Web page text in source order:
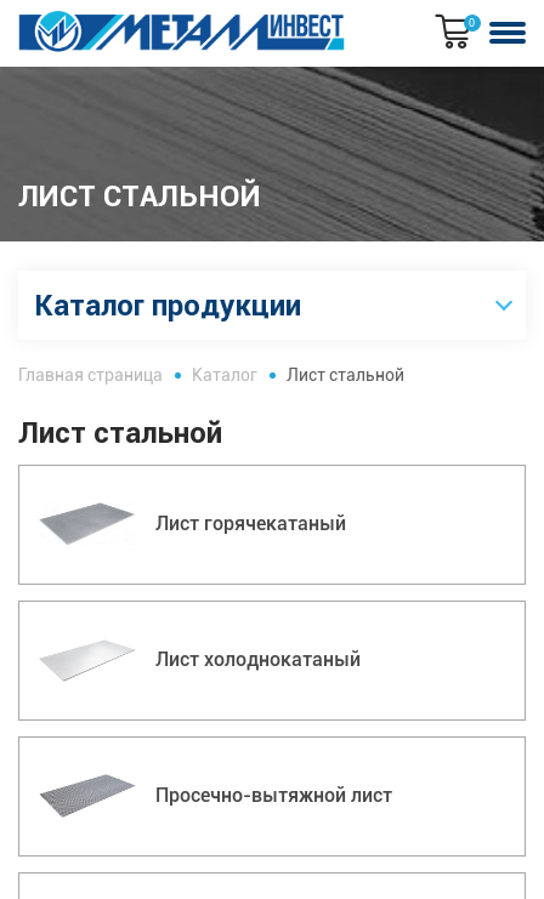
0
ЛИСТ СТАЛЬНОЙ
Каталог продукции
Главная страница Каталог Лист стальной
Лист стальной
Лист горячекатаный
Лист холоднокатаный
Просечно-вытяжной лист